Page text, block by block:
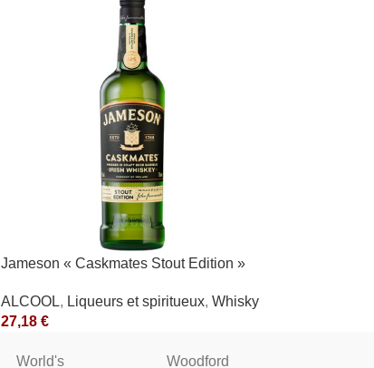
Jameson « Caskmates Stout Edition »
ALCOOL, Liqueurs et spiritueux, Whisky
27,18 €
World's Woodford